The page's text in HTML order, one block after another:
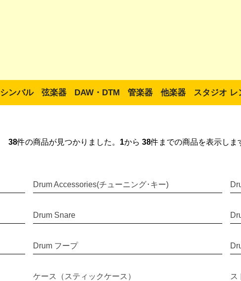
シンバル 弦楽器 DAW・DTM 管楽器 他楽器 スタジオ レ
38件の商品が見つかりました。 1から 38件までの商品を表示しま
Drum Accessories(チューニング･キー)
Drum Snare
Drum フープ
ケース（スティックケース） ス